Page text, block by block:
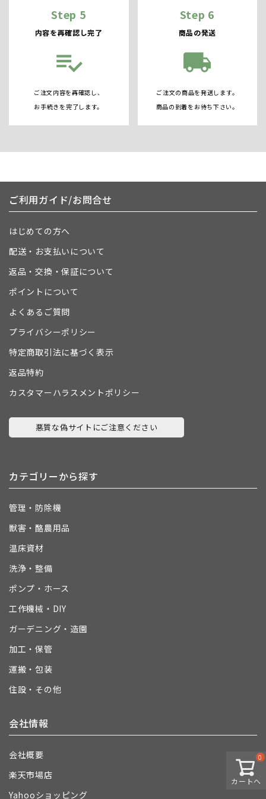
カートへ
0
Step 5
内容を再確認し完了
playlist_add_check
ご注文内容を再確認し、
お手続きを完了します。
Step 6
商品の発送
local_shipping
ご注文の商品を発送します。
商品の到着をお待ち下さい。
ご利用ガイド/お問合せ
はじめての方へ
配送・お支払いについて
返品・交換・保証について
ポイントについて
よくあるご質問
プライバシーポリシー
特定商取引法に基づく表示
返品特約
カスタマーハラスメントポリシー
悪質な偽サイトにご注意ください
カテゴリーから探す
管理・防除機
獣害・酪農用品
温床資材
洗浄・整備
ポンプ・ホース
工作機械・DIY
ガーデニング・造園
加工・保管
運搬・包装
住設・その他
会社情報
会社概要
楽天市場店
Yahooショッピング